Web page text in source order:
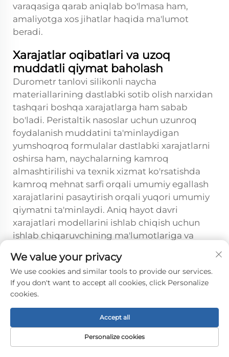
varaqasiga qarab aniqlab bo'lmasa ham,
amaliyotga xos jihatlar haqida ma'lumot
beradi.
Xarajatlar oqibatlari va uzoq
muddatli qiymat baholash
Durometr tanlovi silikonli naycha
materiallarining dastlabki sotib olish narxidan
tashqari boshqa xarajatlarga ham sabab
bo'ladi. Peristaltik nasoslar uchun uzunroq
foydalanish muddatini ta'minlaydigan
yumshoqroq formulalar dastlabki xarajatlarni
oshirsa ham, naychalarning kamroq
almashtirilishi va texnik xizmat ko'rsatishda
kamroq mehnat sarfi orqali umumiy egallash
xarajatlarini pasaytirish orqali yuqori umumiy
qiymatni ta'minlaydi. Aniq hayot davri
xarajatlari modellarini ishlab chiqish uchun
ishlab chiqaruvchining ma'lumotlariga va
naycha xizmat muddatini hisoblang.
Qattiqroq durometrli silikon trubka
mahsulotlari xususiyatlari talablarga yaxshi
xarajatlarini kamaytirishi mumkin, lekin
noto'g'ri tanlov erta vaqtida avariya sodir
We value your privacy
We use cookies and similar tools to provide our services.
If you don't want to accept all cookies, click Personalize
cookies.
Personalize cookies
Accept all